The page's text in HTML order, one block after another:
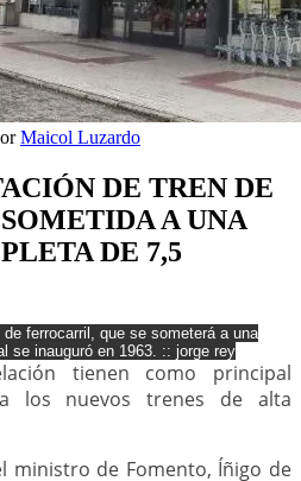
Maicol Luzardo
DE TREN DE
A UNA
DE 7,5
ferrocarril, que se someterá a una
se inauguró en 1963. :: jorge rey
tienen como principal
los nuevos trenes de alta
ministro de Fomento, Íñigo de